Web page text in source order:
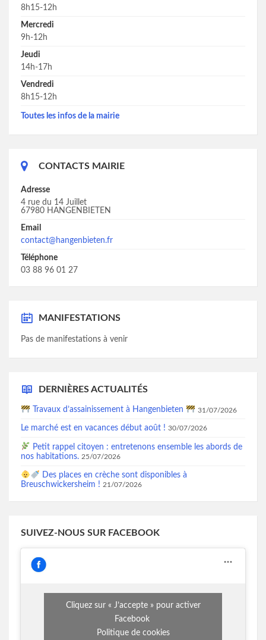
8h15-12h
Mercredi
9h-12h
Jeudi
14h-17h
Vendredi
8h15-12h
Toutes les infos de la mairie
CONTACTS MAIRIE
Adresse
4 rue du 14 Juillet
67980 HANGENBIETEN
Email
contact@hangenbieten.fr
Téléphone
03 88 96 01 27
MANIFESTATIONS
Pas de manifestations à venir
DERNIÈRES ACTUALITÉS
Travaux d’assainissement à Hangenbieten 31/07/2026
Le marché est en vacances début août ! 30/07/2026
Petit rappel citoyen : entretenons ensemble les abords de
nos habitations. 25/07/2026
Des places en crèche sont disponibles à
Breuschwickersheim ! 21/07/2026
SUIVEZ-NOUS SUR FACEBOOK
Cliquez sur « J’accepte » pour activer
Facebook
Politique de cookies